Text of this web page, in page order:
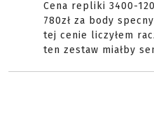
Cena repliki 3400-
780zł za body
tej cenie liczyłem
ten zestaw miałby